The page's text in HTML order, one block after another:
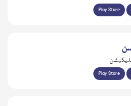
Play Store
Play Store